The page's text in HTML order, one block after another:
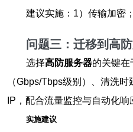
建议实施：1）传输加密
问题三：迁移到高
选择高防服务器的关键在
（Gbps/Tbps级别）、清洗
IP，配合流量监控与自动化响
实施建议